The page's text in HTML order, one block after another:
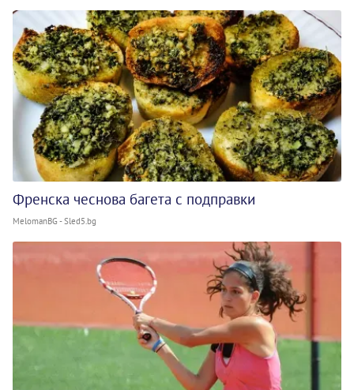
Френска чеснова багета с подправки
MelomanBG - Sled5.bg